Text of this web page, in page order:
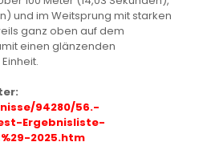
und im Weitsprung mit starken
ganz oben auf dem
einen glänzenden
94280/56.-
Ergebnisliste-
2025.htm